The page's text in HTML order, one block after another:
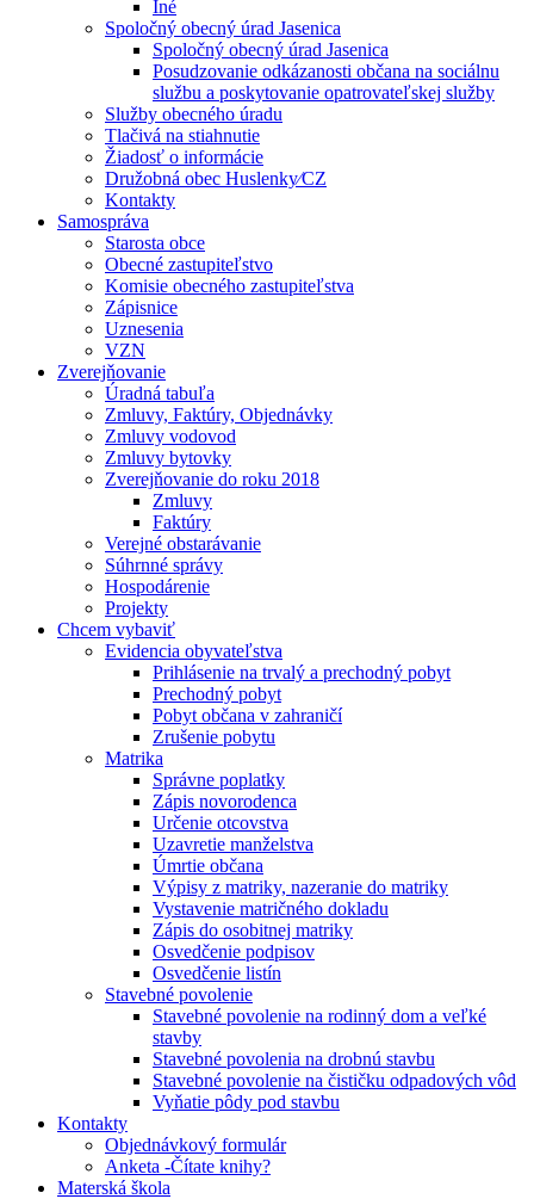
Iné
Spoločný obecný úrad Jasenica
Spoločný obecný úrad Jasenica
Posudzovanie odkázanosti občana na sociálnu
službu a poskytovanie opatrovateľskej služby
Služby obecného úradu
Tlačivá na stiahnutie
Žiadosť o informácie
Družobná obec Huslenky⁄CZ
Kontakty
Samospráva
Starosta obce
Obecné zastupiteľstvo
Komisie obecného zastupiteľstva
Zápisnice
Uznesenia
VZN
Zverejňovanie
Úradná tabuľa
Zmluvy, Faktúry, Objednávky
Zmluvy vodovod
Zmluvy bytovky
Zverejňovanie do roku 2018
Zmluvy
Faktúry
Verejné obstarávanie
Súhrnné správy
Hospodárenie
Projekty
Chcem vybaviť
Evidencia obyvateľstva
Prihlásenie na trvalý a prechodný pobyt
Prechodný pobyt
Pobyt občana v zahraničí
Zrušenie pobytu
Matrika
Správne poplatky
Zápis novorodenca
Určenie otcovstva
Uzavretie manželstva
Úmrtie občana
Výpisy z matriky, nazeranie do matriky
Vystavenie matričného dokladu
Zápis do osobitnej matriky
Osvedčenie podpisov
Osvedčenie listín
Stavebné povolenie
Stavebné povolenie na rodinný dom a veľké
stavby
Stavebné povolenia na drobnú stavbu
Stavebné povolenie na čističku odpadových vôd
Vyňatie pôdy pod stavbu
Kontakty
Objednávkový formulár
Anketa -Čítate knihy?
Materská škola